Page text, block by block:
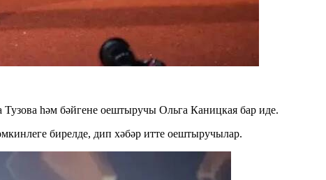
һәм бәйгене оештыручы Ольга Каницкая бар иде.
бирелде, дип хәбәр итте оештыручылар.